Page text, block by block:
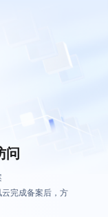
问
完成备案后，方